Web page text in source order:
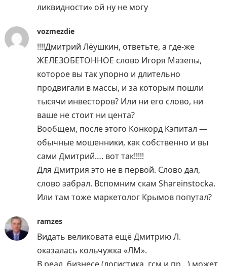
ликвидности» ой ну не могу
vozmezdie
!!!!Дмитрий Лёушкин, ответьте, а где-же
ЖЕЛЕЗОБЕТОННОЕ слово Игоря Мазепы,
которое вы так упорно и длительно
продвигали в массы, и за которым пошли
тысячи инвесторов? Или ни его слово, ни
ваше не стоит ни цента?
Вообщем, после этого Конкорд Кэпитал —
обычные мошенники, как собственно и вы
сами Дмитрий…. вот так!!!!!
Для Дмитрия это не в первой. Слово дал,
слово забрал. Вспомним скам Shareinstocka.
Или там тоже маркетолог Крымов попутал?
ramzes
Видать великовата ещё Дмитрию Л.
оказалась кольчужка «ЛМ».